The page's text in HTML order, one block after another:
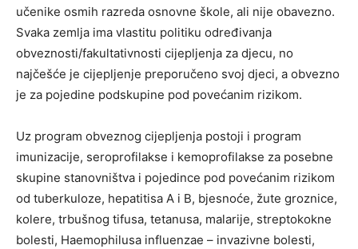
učenike osmih razreda osnovne škole, ali nije obavezno.
Svaka zemlja ima vlastitu politiku određivanja
obveznosti/fakultativnosti cijepljenja za djecu, no
najčešće je cijepljenje preporučeno svoj djeci, a obvezno
je za pojedine podskupine pod povećanim rizikom.
Uz program obveznog cijepljenja postoji i program
imunizacije, seroprofilakse i kemoprofilakse za posebne
skupine stanovništva i pojedince pod povećanim rizikom
od tuberkuloze, hepatitisa A i B, bjesnoće, žute groznice,
kolere, trbušnog tifusa, tetanusa, malarije, streptokokne
bolesti, Haemophilusa influenzae – invazivne bolesti,